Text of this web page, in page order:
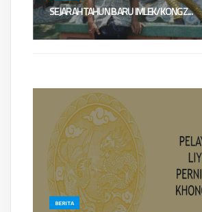
​​​SEJARAH TAHUN BARU IMLEK/KONGZ...
SEJARAH TAHUN BARU IMLEK/KONGZILIOleh : Ws.
BERITA